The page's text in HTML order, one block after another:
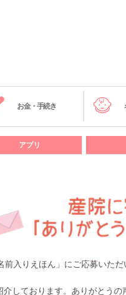
お金・手続き
アプリ
前入りえほん」にご応募いた
しております。ありがとうの